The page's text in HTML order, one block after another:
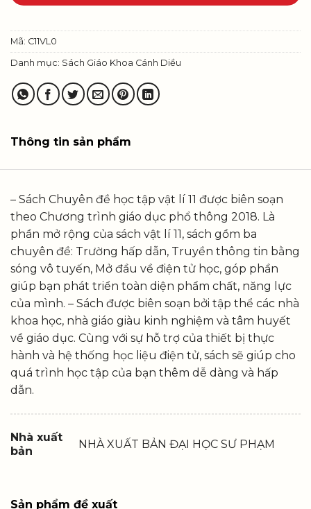
Mã: C11VL0
Danh mục: Sách Giáo Khoa Cánh Diều
Thông tin sản phẩm
– Sách Chuyên đề học tập vật lí 11 được biên soạn
theo Chương trình giáo dục phổ thông 2018. Là
phần mở rộng của sách vật lí 11, sách gồm ba
chuyên đề: Trường hấp dẫn, Truyền thông tin bằng
sóng vô tuyến, Mở đầu về điện tử học, góp phần
giúp bạn phát triển toàn diện phẩm chất, năng lực
của mình. – Sách được biên soạn bởi tập thể các nhà
khoa học, nhà giáo giàu kinh nghiệm và tâm huyết
về giáo dục. Cùng với sự hỗ trợ của thiết bị thực
hành và hệ thống học liệu điện tử, sách sẽ giúp cho
quá trình học tập của bạn thêm dễ dàng và hấp
dẫn.
Nhà xuất
bản
NHÀ XUẤT BẢN ĐẠI HỌC SƯ PHẠM
Sản phẩm đề xuất